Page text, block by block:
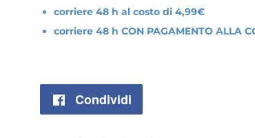
corriere 48 h al costo di 4,99€
corriere 48 h CON PAGAMENTO ALLA
Condividi